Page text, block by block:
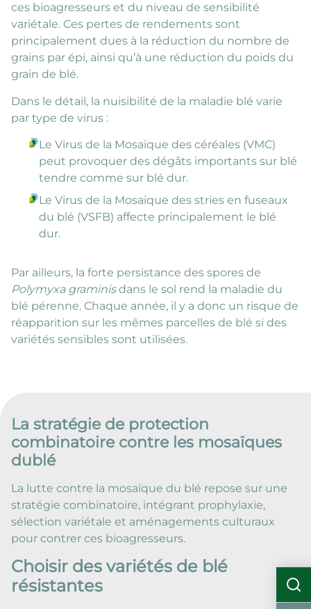
ces bioagresseurs et du niveau de sensibilité
variétale. Ces pertes de rendements sont
principalement dues à la réduction du nombre de
grains par épi, ainsi qu’à une réduction du poids du
grain de blé.
Dans le détail, la nuisibilité de la maladie blé varie
par type de virus :
Le Virus de la Mosaïque des céréales (VMC)
peut provoquer des dégâts importants sur blé
tendre comme sur blé dur.
Le Virus de la Mosaïque des stries en fuseaux
du blé (VSFB) affecte principalement le blé
dur.
Par ailleurs, la forte persistance des spores de
Polymyxa graminisdans le sol rend la maladie du
blé pérenne. Chaque année, il y a donc un risque de
réapparition sur les mêmes parcelles de blé si des
variétés sensibles sont utilisées.
La stratégie de protection
combinatoire contre les mosaïques
dublé
La lutte contre la mosaïque du blé repose sur une
stratégie combinatoire, intégrant prophylaxie,
sélection variétale et aménagements culturaux
pour contrer ces bioagresseurs.
Choisir des variétés de blé
résistantes